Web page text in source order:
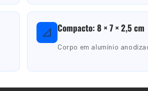
📐 Compacto: 8 × 7 × 2,5 cm
Corpo em alumínio